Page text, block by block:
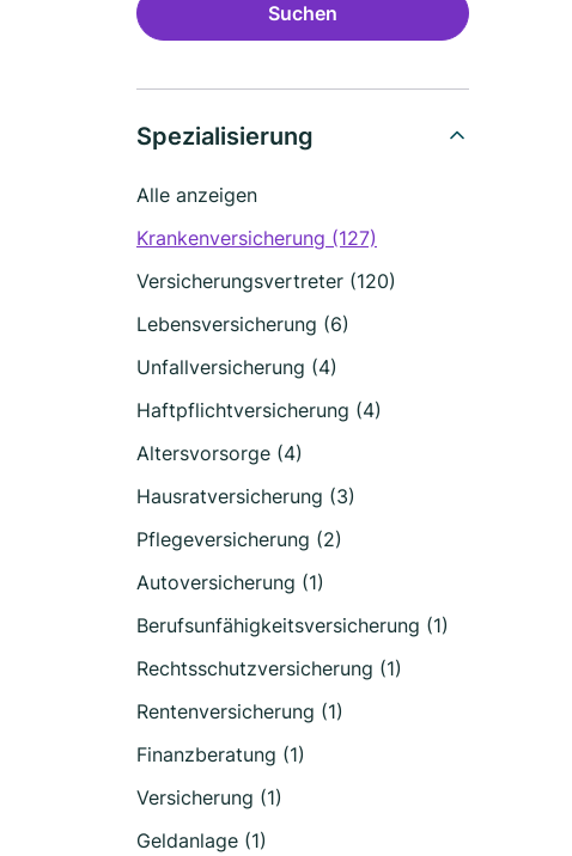
Suchen
Spezialisierung
Alle anzeigen
Krankenversicherung (127)
Versicherungsvertreter (120)
Lebensversicherung (6)
Unfallversicherung (4)
Haftpflichtversicherung (4)
Altersvorsorge (4)
Hausratversicherung (3)
Pflegeversicherung (2)
Autoversicherung (1)
Berufsunfähigkeitsversicherung (1)
Rechtsschutzversicherung (1)
Rentenversicherung (1)
Finanzberatung (1)
Versicherung (1)
Geldanlage (1)